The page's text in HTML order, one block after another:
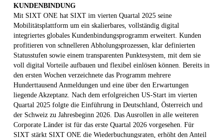
KUNDENBINDUNG
Mit SIXT ONE hat SIXT im vierten Quartal 2025 seine
Mobilitätsplattform um ein skalierbares, vollständig digital
integriertes globales Kundenbindungsprogramm erweitert. Kunden
profitieren von schnelleren Abholungsprozessen, klar definierten
Statusstufen sowie einem transparenten Punktesystem, mit dem sie
voll digital Vorteile aufbauen und flexibel einlösen können. Bereits in
den ersten Wochen verzeichnete das Programm mehrere
Hunderttausend Anmeldungen und eine über den Erwartungen
liegende Akzeptanz. Nach dem erfolgreichen US-Start im vierten
Quartal 2025 folgte die Einführung in Deutschland, Österreich und
der Schweiz zu Jahresbeginn 2026. Das Ausrollen in alle weiteren
Corporate Länder ist für das erste Quartal 2026 vorgesehen. Für
SIXT stärkt SIXT ONE die Wiederbuchungsraten, erhöht den Anteil